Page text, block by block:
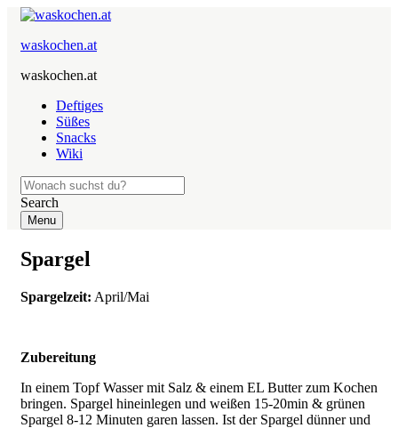
waskochen.at
waskochen.at
Deftiges
Süßes
Snacks
Wiki
Search
Menu
Spargel
Spargelzeit: April/Mai
Zubereitung
In einem Topf Wasser mit Salz & einem EL Butter zum Kochen
bringen. Spargel hineinlegen und weißen 15-20min & grünen
Spargel 8-12 Minuten garen lassen. Ist der Spargel dünner und